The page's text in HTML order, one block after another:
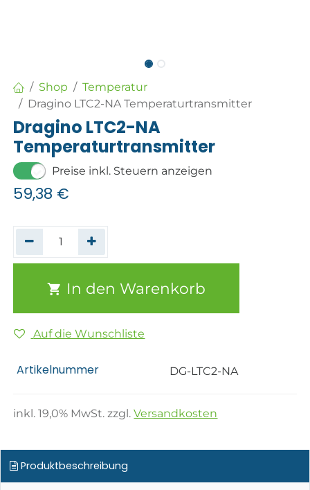
Shop
Temperatur
Dragino LTC2-NA Temperaturtransmitter
Dragino LTC2-NA
Temperaturtransmitter
Preise inkl. Steuern anzeigen
59,38 €
In den Warenkorb
Auf die Wunschliste
Artikelnummer DG-LTC2-NA
inkl.19,0% MwSt. zzgl.Versandkosten
Produktbeschreibung